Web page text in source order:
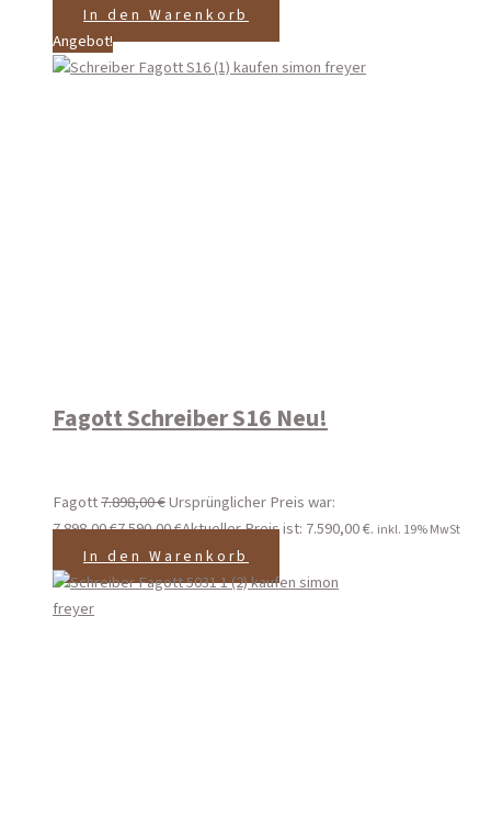
In den Warenkorb
Angebot!
Fagott Schreiber S16 Neu!
Fagott7.898,00€Ursprünglicher Preis war:
7.898,00 €7.590,00€Aktueller Preis ist: 7.590,00 €. inkl. 19% MwSt
In den Warenkorb